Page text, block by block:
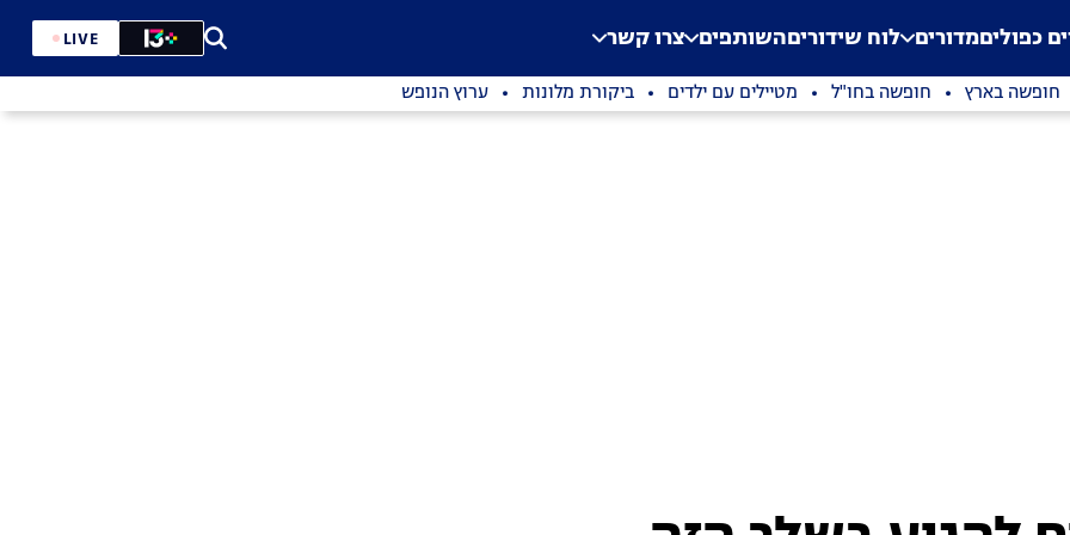
Application error: a
. כפוליםמדורים לוח שידוריםהשותפים צרו קשר LIVE
חופשה בארץ חופשה בחו"ל מטיילים עם ילדים ביקורת מלונות ערוץ הנופש